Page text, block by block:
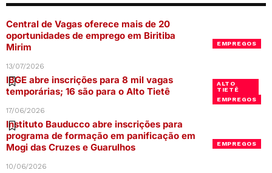
EMPREGOS
Central de Vagas oferece mais de 20
oportunidades de emprego em Biritiba
Mirim
13/07/2026
ALTO
TIETÊ
EMPREGOS
IBGE abre inscrições para 8 mil vagas
temporárias; 16 são para o Alto Tietê
17/06/2026
EMPREGOS
Instituto Bauducco abre inscrições para
programa de formação em panificação em
Mogi das Cruzes e Guarulhos
10/06/2026